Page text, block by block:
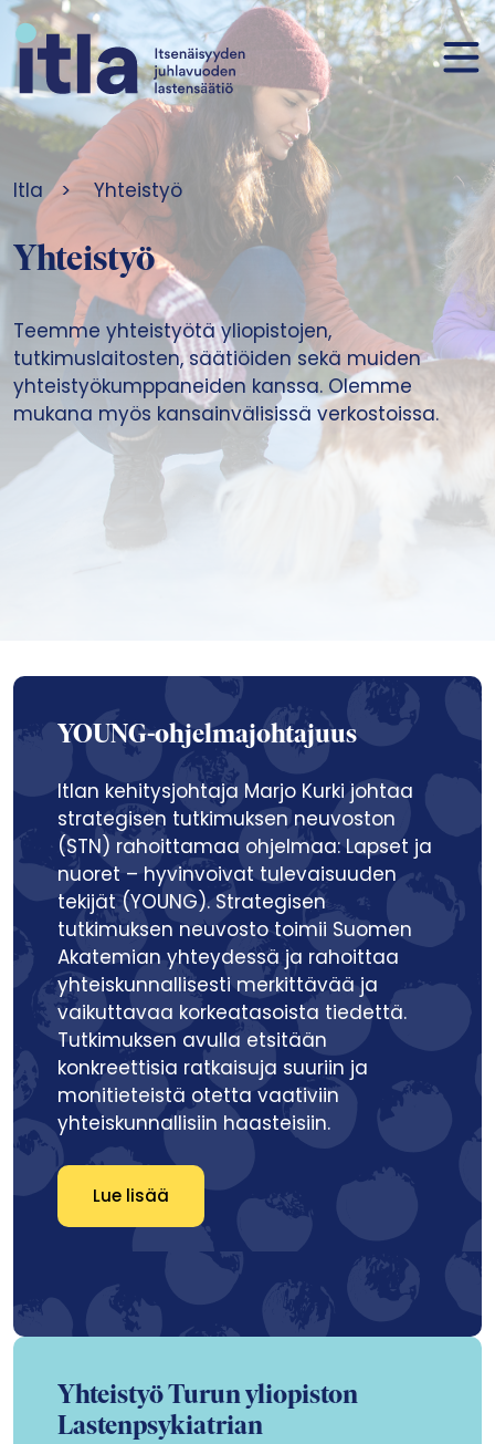
Siirry sisältöön
Itla > Yhteistyö
Yhteistyö
Teemme yhteistyötä yliopistojen,
tutkimuslaitosten, säätiöiden sekä muiden
yhteistyökumppaneiden kanssa. Olemme
mukana myös kansainvälisissä verkostoissa.
YOUNG-ohjelmajohtajuus
Itlan kehitysjohtaja Marjo Kurki johtaa
strategisen tutkimuksen neuvoston
(STN) rahoittamaa ohjelmaa: Lapset ja
nuoret – hyvinvoivat tulevaisuuden
tekijät (YOUNG). Strategisen
tutkimuksen neuvosto toimii Suomen
Akatemian yhteydessä ja rahoittaa
yhteiskunnallisesti merkittävää ja
vaikuttavaa korkeatasoista tiedettä.
Tutkimuksen avulla etsitään
konkreettisia ratkaisuja suuriin ja
monitieteistä otetta vaativiin
yhteiskunnallisiin haasteisiin.
Lue lisää
Yhteistyö Turun yliopiston
Lastenpsykiatrian